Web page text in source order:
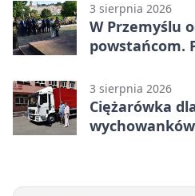
3 sierpnia 2026
W Przemyślu
powstańcom.
3 sierpnia 2026
Ciężarówka